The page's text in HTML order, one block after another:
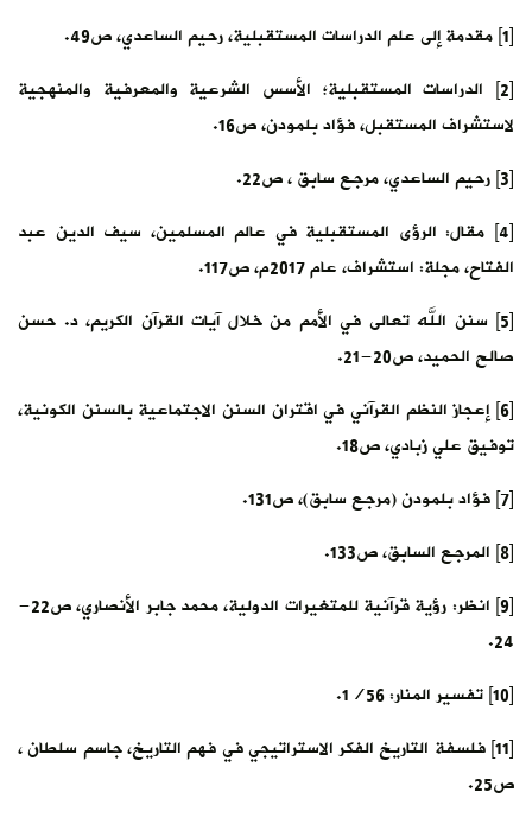
[1] مقدمة إلى علم الدراسات المستقبلية، رحيم الساعدي، ص49.
[2] الدراسات المستقبلية؛ الأسس الشرعية والمعرفية والمنهجية
لاستشراف المستقبل، فؤاد بلمودن، ص16.
[3] رحيم الساعدي، مرجع سابق ، ص22.
[4] مقال: الرؤى المستقبلية في عالم المسلمين، سيف الدين عبد
الفتاح، مجلة: استشراف، عام 2017م، ص117.
[5] سنن الله تعالى في الأمم من خلال آيات القرآن الكريم، د. حسن
صالح الحميد، ص20-21.
[6] إعجاز النظم القرآني في اقتران السنن الاجتماعية بالسنن الكونية،
توفيق علي زبادي، ص18.
[7] فؤاد بلمودن (مرجع سابق)، ص131.
[8] المرجع السابق، ص133.
[9] انظر: رؤية قرآنية للمتغيرات الدولية، محمد جابر الأنصاري، ص22-
24.
[10] تفسير المنار: 1/56.
[11] فلسفة التاريخ الفكر الاستراتيجي في فهم التاريخ، جاسم سلطان ،
ص25.